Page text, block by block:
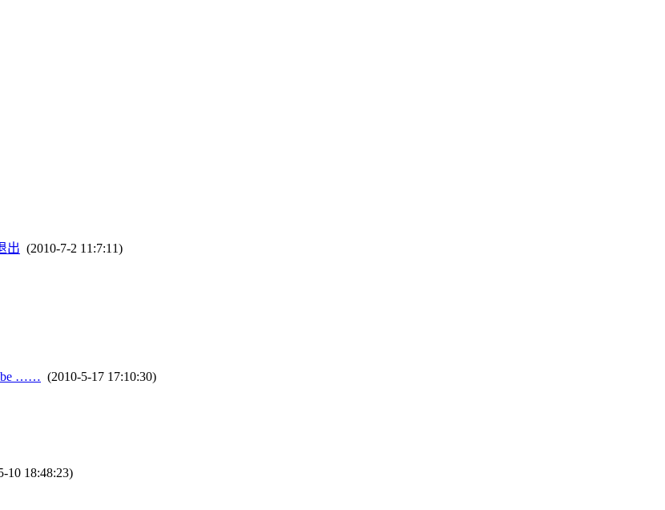
出 (2010-7-2 11:7:11)
be …… (2010-5-17 17:10:30)
10 18:48:23)